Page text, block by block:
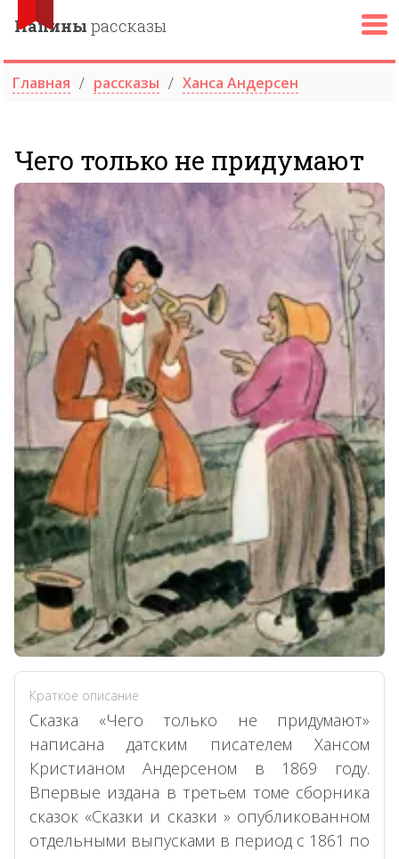
Папины рассказы
Главная рассказы Ханса Андерсен
Чего только не придумают
Краткое описание
Сказка «Чего только не придумают»
написана датским писателем Хансом
Кристианом Андерсеном в 1869 году.
Впервые издана в третьем томе сборника
сказок «Сказки и сказки » опубликованном
отдельными выпусками в период с 1861 по